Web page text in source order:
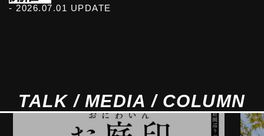
- 2026.07.01 UPDATE
TALK / MEDIA / COLUMN